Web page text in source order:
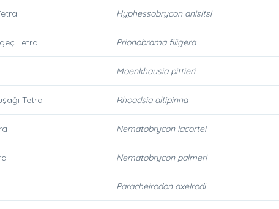
Hyphessobrycon anisitsi
Tetra Prionobrama filigera
Moenkhausia pittieri
Tetra Rhoadsia altipinna
Nematobrycon lacortei
Nematobrycon palmeri
Paracheirodon axelrodi